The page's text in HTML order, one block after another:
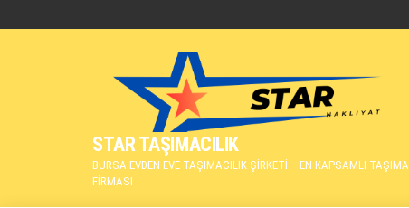
STAR TAŞIMACILIK
BURSA EVDEN EVE TAŞIMACILIK ŞİRKETİ – EN KAPSAMLI TAŞIMA
FİRMASI